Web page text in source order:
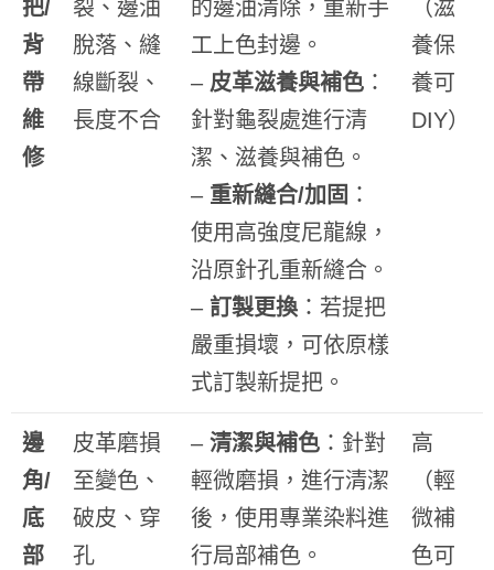
把/
背
帶
維
修
裂、邊油
脫落、縫
線斷裂、
長度不合
的邊油清除，重新手
工上色封邊。
– 皮革滋養與補色 ：
針對龜裂處進行清
潔、滋養與補色。
– 重新縫合/加固 ：
使用高強度尼龍線，
沿原針孔重新縫合。
– 訂製更換 ：若提把
嚴重損壞，可依原樣
式訂製新提把。
（滋
養保
養可
DIY）
邊
角/
底
部
皮革磨損
至變色、
破皮、穿
孔
– 清潔與補色 ：針對
輕微磨損，進行清潔
後，使用專業染料進
行局部補色。
高
（輕
微補
色可